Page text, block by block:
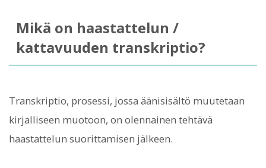
Mikä on haastattelun /
kattavuuden transkriptio?
Transkriptio, prosessi, jossa äänisisältö muutetaan
kirjalliseen muotoon, on olennainen tehtävä
haastattelun suorittamisen jälkeen.